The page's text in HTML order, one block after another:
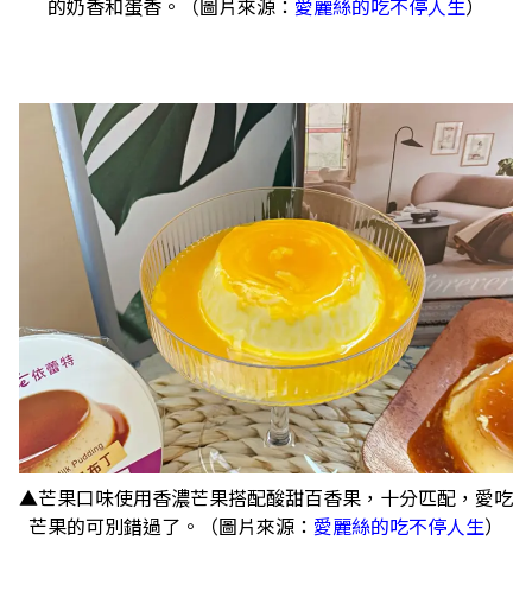
▲芒果口味使用香濃芒果搭配酸甜百香果，十分匹配，愛吃
芒果的可別錯過了。（圖片來源： 愛麗絲的吃不停人生）